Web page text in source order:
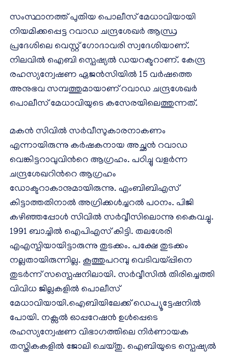
സംസ്ഥാനത്ത് പുതിയ പൊലീസ് മേധാവിയായി
നിയമിക്കപ്പെട്ട റവാഡ ചന്ദ്രശേഖർ ആന്ധ്ര
പ്രദേശിലെ വെസ്റ്റ് ഗോദാവരി സ്വദേശിയാണ്.
നിലവിൽ ഐബി സ്പെഷ്യൽ ഡയറക്ടറാണ്. കേന്ദ്ര
രഹസ്യന്വേഷണ ഏജൻസിയില്‍ 15 വ‍ർഷത്തെ
അനുഭവ സമ്പത്തുമായാണ് റവാഡ ചന്ദ്രശേഖർ
പൊലീസ് മേധാവിയുടെ കസേരയിലെത്തുന്നത്.
മകൻ സിവിൽ സർവീസുകാരനാകണം
എന്നായിരുന്നു കർഷകനായ അച്ഛൻ റവാഡ
വെങ്കിട്ടറാവുവിന്‍റെ ആഗ്രഹം. പഠിച്ചു വളർന്ന
ചന്ദ്രശേഖറിൻറെ ആഗ്രഹം
ഡോക്ടറാകാനുമായിരുന്നു. എംബിബിഎസ്
കിട്ടാത്തതിനാൽ അഗ്രിക്കൾച്ചറൽ പഠനം. പിജി
കഴിഞ്ഞപ്പോള്‍ സിവിൽ സർവ്വീസിലൊന്നു കൈവച്ചു.
1991 ബാച്ചിൽ ഐപിഎസ് കിട്ടി. തലശേരി
എഎസ്പിയായിട്ടാരുന്നു തുടക്കം. പക്ഷേ തുടക്കം
നല്ലതായിരുന്നില്ല. കൂത്തുപറമ്പു വെടിവയ്പ്പിനെ
തുടർന്ന് സസ്പെഷനിലായി. സർവ്വീസിൽ തിരിച്ചെത്തി
വിവിധ ജില്ലകളിൽ പൊലീസ്
മേധാവിയായി.ഐബിയിലേക്ക് ഡെപ്യൂട്ടേഷനിൽ
പോയി. നക്സൽ ഓപ്പറേഷൻ ഉള്‍പ്പെടെ
രഹസ്യന്വേഷണ വിഭാഗത്തിലെ നിർണായക
തസ്തികകളിൽ ജോലി ചെയ്തു. ഐബിയുടെ സ്പെഷ്യൽ